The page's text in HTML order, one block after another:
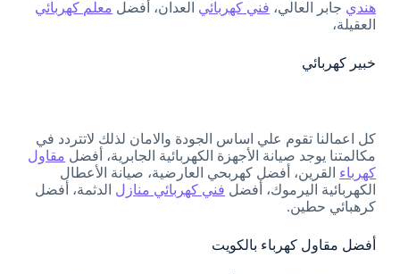
هندي جابر العالي، فني كهربائي العدان، أفضل معلم كهربائي
العقيلة،
خبير كهربائي
كل اعمالنا تقوم علي اساس الجودة والامان لذلك لاتتردد في
مكالمتنا يوجد صيانة الأجهزة الكهربائية الجابرية، أفضل مقاول
كهرباء القرين، أفضل كهربحي العارضية، صيانة الأعطال
الكهربائية اليرموك، أفضل فني كهربائي منازل الدثمة، أفضل
كرهبائي حطين.
أفضل مقاول كهرباء بالكويت